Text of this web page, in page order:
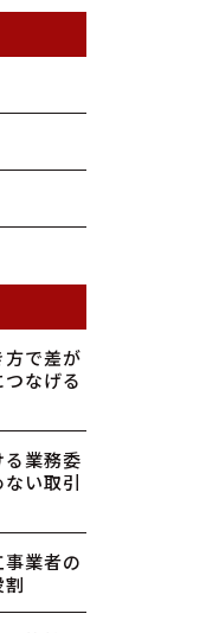
で差が
なげる
業務委
い取引
業者の